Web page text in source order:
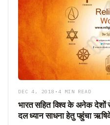
DEC 4, 2018 • 4 MIN READ
भारत सहित विश्व के अनेक
दल ध्यान साधना हेतु पहुंचा